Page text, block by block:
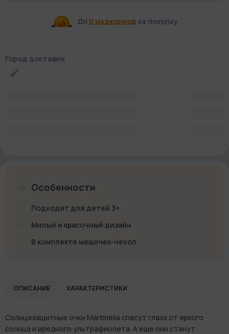
До 0 мэдкоиновза покупку
Город доставки
Особенности
Подходят для детей 3+
Милый и красочный дизайн
В комплекте мешочек-чехол
ОПИСАНИЕ ХАРАКТЕРИСТИКИ
Солнцезащитные очки Martinelia спасут глаза от яркого
солнца и вредного ультрафиолета. А еще они станут